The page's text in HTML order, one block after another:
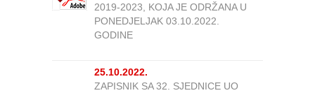
2019-2023, KOJA JE ODRŽANA U
PONEDJELJAK 03.10.2022.
GODINE
25.10.2022.
ZAPISNIK SA 32. SJEDNICE UO